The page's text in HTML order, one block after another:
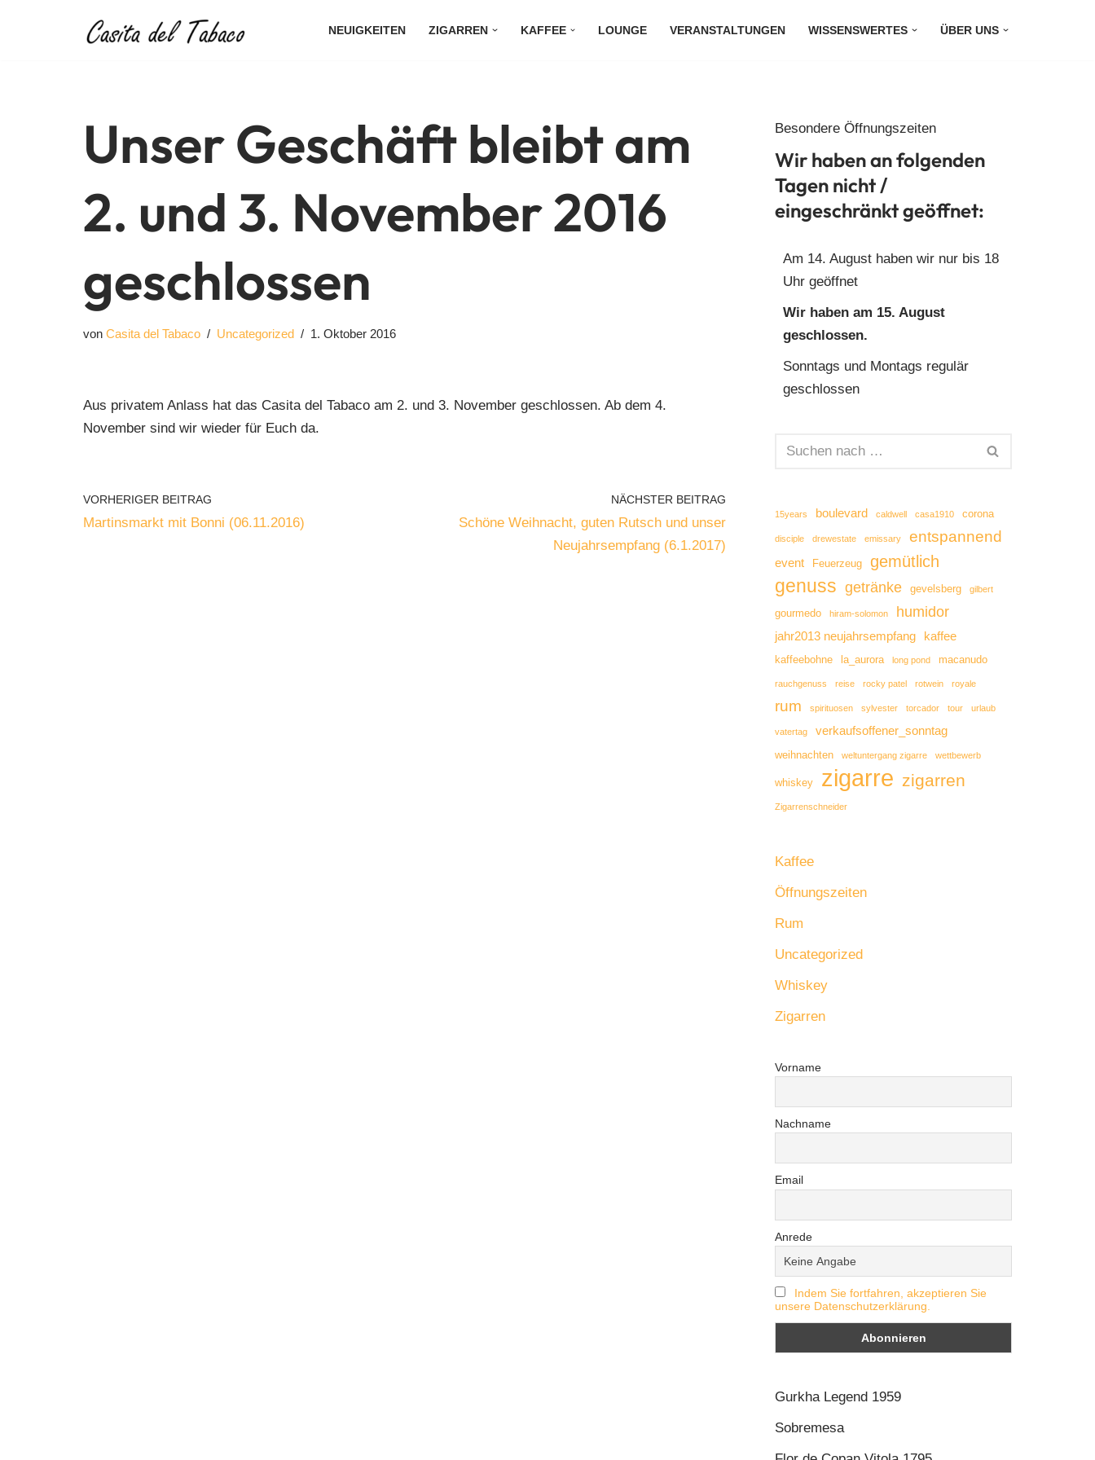
NEUIGKEITEN ZIGARREN KAFFEE LOUNGE VERANSTALTUNGEN WISSENSWERTES ÜBER UNS
Unser Geschäft bleibt am
2. und 3. November 2016
geschlossen
von Casita del Tabaco Uncategorized 1. Oktober 2016
Aus privatem Anlass hat das Casita del Tabaco am 2. und 3. November geschlossen. Ab dem 4.
November sind wir wieder für Euch da.
VORHERIGER BEITRAG
Martinsmarkt mit Bonni (06.11.2016)
NÄCHSTER BEITRAG
Schöne Weihnacht, guten Rutsch und unser
Neujahrsempfang (6.1.2017)
Besondere Öffnungszeiten
Wir haben an folgenden
Tagen nicht /
eingeschränkt geöffnet:
Am 14. August haben wir nur bis 18
Uhr geöffnet
Wir haben am 15. August
geschlossen.
Sonntags und Montags regulär
geschlossen
15years boulevard caldwell casa1910 corona
disciple drewestate emissary entspannend
event Feuerzeug gemütlich
genuss getränke gevelsberg gilbert
gourmedo hiram-solomon humidor
jahr2013 neujahrsempfang kaffee
kaffeebohne la_aurora long pond macanudo
rauchgenuss reise rocky patel rotwein royale
rum spirituosen sylvester torcador tour urlaub
vatertag verkaufsoffener_sonntag
weihnachten weltuntergang zigarre wettbewerb
whiskey zigarre zigarren
Zigarrenschneider
Kaffee
Öffnungszeiten
Rum
Uncategorized
Whiskey
Zigarren
Vorname
Nachname
Email
Anrede
Indem Sie fortfahren, akzeptieren Sie
unsere Datenschutzerklärung.
Gurkha Legend 1959
Sobremesa